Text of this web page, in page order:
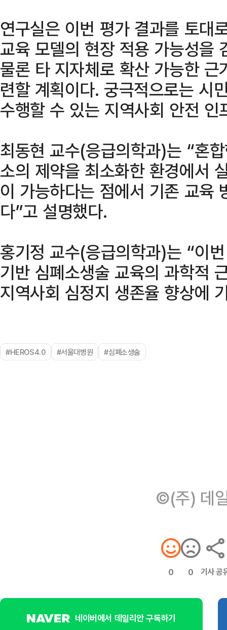
연구실은 이번 평가 결과를 토대
교육 모델의 현장 적용 가능성을
물론 타 지자체로 확산 가능한
련할 계획이다. 궁극적으로는 시
수행할 수 있는 지역사회 안전
최동현 교수(응급의학과)는 “혼
소의 제약을 최소화한 환경에서
이 가능하다는 점에서 기존 교육
다”고 설명했다.
홍기정 교수(응급의학과)는 “이
기반 심폐소생술 교육의 과학적
지역사회 심정지 생존율 향상에
#HEROS4.0 #서울대병원 #심폐소생술
©(주) 데
0 0 기사 공
네이버에서 데일리안 구독하기